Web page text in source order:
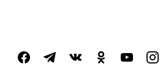
facebooktelegramvkontakteodnoklassniki
youtube